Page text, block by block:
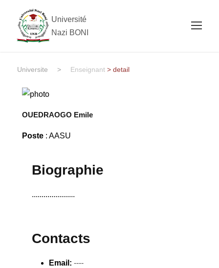
Université
Nazi BONI
Universite > Enseignant > detail
OUEDRAOGO Emile
Poste: AASU
Biographie
......................
Contacts
Email: ----